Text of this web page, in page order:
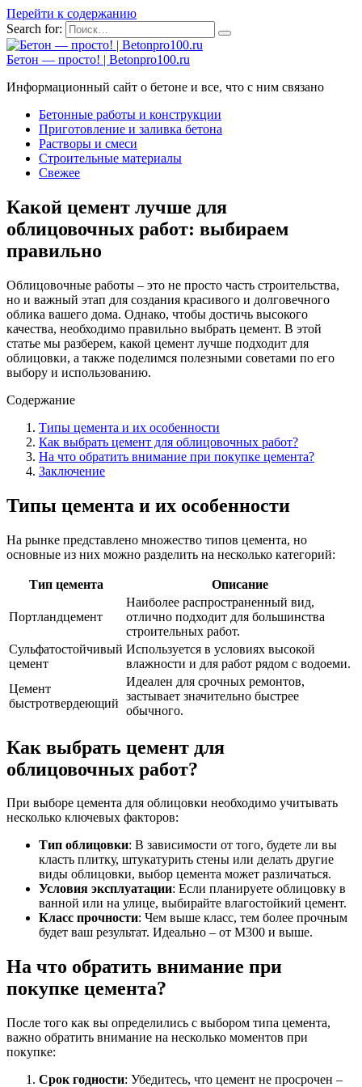
Перейти к содержанию
Search for:
Бетон — просто! | Betonpro100.ru
Информационный сайт о бетоне и все, что с ним связано
Бетонные работы и конструкции
Приготовление и заливка бетона
Растворы и смеси
Строительные материалы
Свежее
Какой цемент лучше для
облицовочных работ: выбираем
правильно
Облицовочные работы – это не просто часть строительства,
но и важный этап для создания красивого и долговечного
облика вашего дома. Однако, чтобы достичь высокого
качества, необходимо правильно выбрать цемент. В этой
статье мы разберем, какой цемент лучше подходит для
облицовки, а также поделимся полезными советами по его
выбору и использованию.
Содержание
Типы цемента и их особенности
Как выбрать цемент для облицовочных работ?
На что обратить внимание при покупке цемента?
Заключение
Типы цемента и их особенности
На рынке представлено множество типов цемента, но
основные из них можно разделить на несколько категорий:
Тип цемента Описание
Портландцемент
Наиболее распространенный вид,
отлично подходит для большинства
строительных работ.
Сульфатостойчивый
цемент
Используется в условиях высокой
влажности и для работ рядом с водоеми.
Цемент
быстротвердеющий
Идеален для срочных ремонтов,
застывает значительно быстрее
обычного.
Как выбрать цемент для
облицовочных работ?
При выборе цемента для облицовки необходимо учитывать
несколько ключевых факторов:
Тип облицовки: В зависимости от того, будете ли вы
класть плитку, штукатурить стены или делать другие
виды облицовки, выбор цемента может различаться.
Условия эксплуатации: Если планируете облицовку в
ванной или на улице, выбирайте влагостойкий цемент.
Класс прочности: Чем выше класс, тем более прочным
будет ваш результат. Идеально – от М300 и выше.
На что обратить внимание при
покупке цемента?
После того как вы определились с выбором типа цемента,
важно обратить внимание на несколько моментов при
покупке:
Срок годности: Убедитесь, что цемент не просрочен –